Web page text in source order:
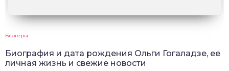
Блогеры
Биография и дата рождения Ольги Гогаладзе, ее
личная жизнь и свежие новости